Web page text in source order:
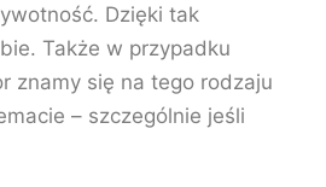
Dzięki tak
Także w przypadku
znamy się na tego rodzaju
– szczególnie jeśli